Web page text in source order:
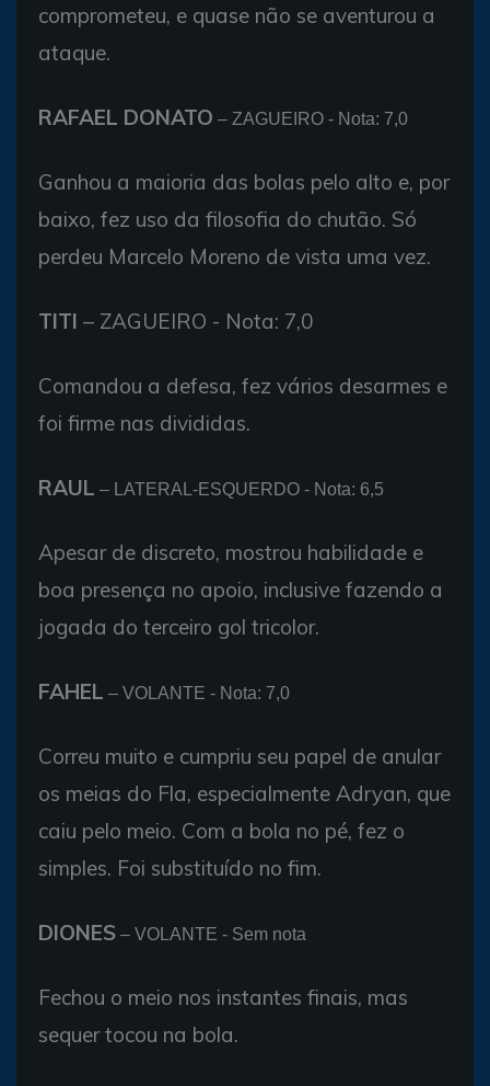
comprometeu, e quase não se aventurou a
ataque.
RAFAEL DONATO – ZAGUEIRO - Nota: 7,0
Ganhou a maioria das bolas pelo alto e, por
baixo, fez uso da filosofia do chutão. Só
perdeu Marcelo Moreno de vista uma vez.
TITI – ZAGUEIRO - Nota: 7,0
Comandou a defesa, fez vários desarmes e
foi firme nas divididas.
RAUL – LATERAL-ESQUERDO - Nota: 6,5
Apesar de discreto, mostrou habilidade e
boa presença no apoio, inclusive fazendo a
jogada do terceiro gol tricolor.
FAHEL – VOLANTE - Nota: 7,0
Correu muito e cumpriu seu papel de anular
os meias do Fla, especialmente Adryan, que
caiu pelo meio. Com a bola no pé, fez o
simples. Foi substituído no fim.
DIONES – VOLANTE - Sem nota
Fechou o meio nos instantes finais, mas
sequer tocou na bola.